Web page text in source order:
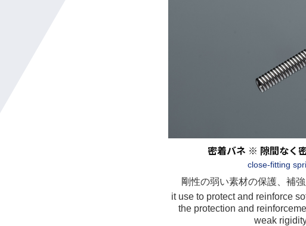
密着バネ ※ 隙間なく
close-fitting
剛性の弱い素材の保護、補強
it use to protect and reinforce
the protection and
weak